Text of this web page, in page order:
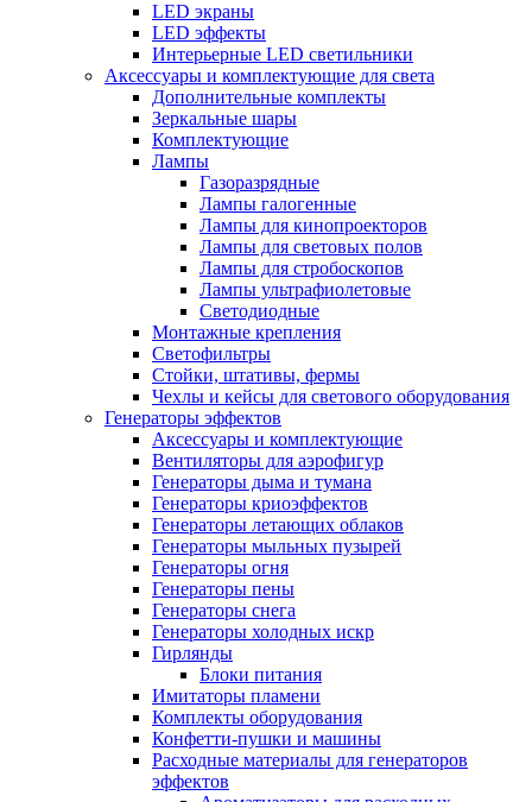
LED экраны
LED эффекты
Интерьерные LED светильники
Аксессуары и комплектующие для света
Дополнительные комплекты
Зеркальные шары
Комплектующие
Лампы
Газоразрядные
Лампы галогенные
Лампы для кинопроекторов
Лампы для световых полов
Лампы для стробоскопов
Лампы ультрафиолетовые
Светодиодные
Монтажные крепления
Светофильтры
Стойки, штативы, фермы
Чехлы и кейсы для светового оборудования
Генераторы эффектов
Аксессуары и комплектующие
Вентиляторы для аэрофигур
Генераторы дыма и тумана
Генераторы криоэффектов
Генераторы летающих облаков
Генераторы мыльных пузырей
Генераторы огня
Генераторы пены
Генераторы снега
Генераторы холодных искр
Гирлянды
Блоки питания
Имитаторы пламени
Комплекты оборудования
Конфетти-пушки и машины
Расходные материалы для генераторов
эффектов